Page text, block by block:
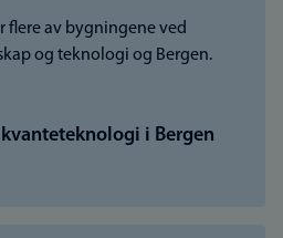
i Bergen